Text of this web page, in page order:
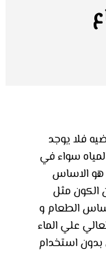
فلا يوجد
سواء في
هو الاساس
الكون مثل
اساس الطعام و
علي الماء
بدون استخدام